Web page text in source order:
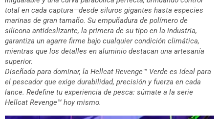
total en cada captura—desde siluros gigantes hasta especies
marinas de gran tamaño. Su empuñadura de polímero de
silicona antideslizante, la primera de su tipo en la industria,
garantiza un agarre firme bajo cualquier condición climática,
mientras que los detalles en aluminio destacan una artesanía
superior.
Diseñada para dominar, la Hellcat Revenge™ Verde es ideal para
el pescador que exige durabilidad, precisión y fuerza en cada
lance. Redefine tu experiencia de pesca: súmate a la serie
Hellcat Revenge™ hoy mismo.